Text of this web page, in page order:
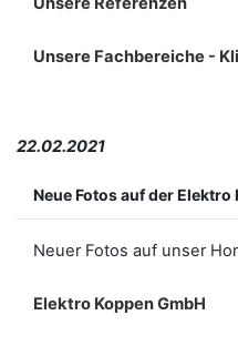
Unsere Fachbereiche -
22.02.2021
Neue Fotos auf der
Neuer Fotos auf unser
Elektro Koppen GmbH